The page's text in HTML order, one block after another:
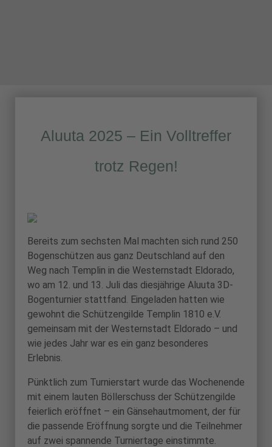
Aluuta 2025 – Ein Volltreffer
trotz Regen!
Bereits zum sechsten Mal machten sich rund 250
Bogenschützen aus ganz Deutschland auf den
Weg nach Templin in die Westernstadt Eldorado,
wo am 12. und 13. Juli das diesjährige Aluuta 3D-
Bogenturnier stattfand. Eingeladen hatten wie
gewohnt die Schützengilde Templin 1810 e.V.
gemeinsam mit der Westernstadt Eldorado – und
wie jedes Jahr war es ein ganz besonderes
Erlebnis.
Pünktlich zum Turnierstart wurde das Wochenende
mit einem lauten Böllerschuss der Schützengilde
feierlich eröffnet – ein Gänsehautmoment, der für
die passende Eröffnung sorgte und die Teilnehmer
auf zwei spannende Turniertage einstimmte.